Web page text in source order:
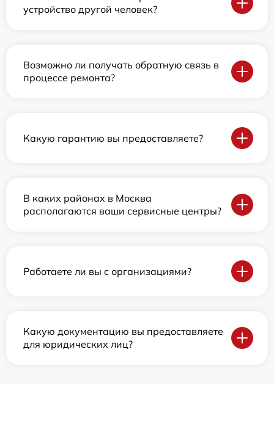
устройство другой человек?
Возможно ли получать обратную связь в
процессе ремонта?
Какую гарантию вы предоставляете?
В каких районах в Москва
располагаются ваши сервисные центры?
Работаете ли вы с организациями?
Какую документацию вы предоставляете
для юридических лиц?